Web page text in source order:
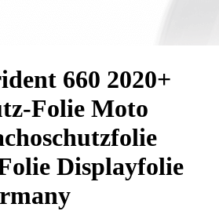
660 2020+
Folie Moto
Displayfolie